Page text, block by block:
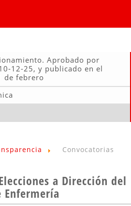
Aprobado por
12-25, y publicado en el
de febrero
Convocatorias
a Dirección del